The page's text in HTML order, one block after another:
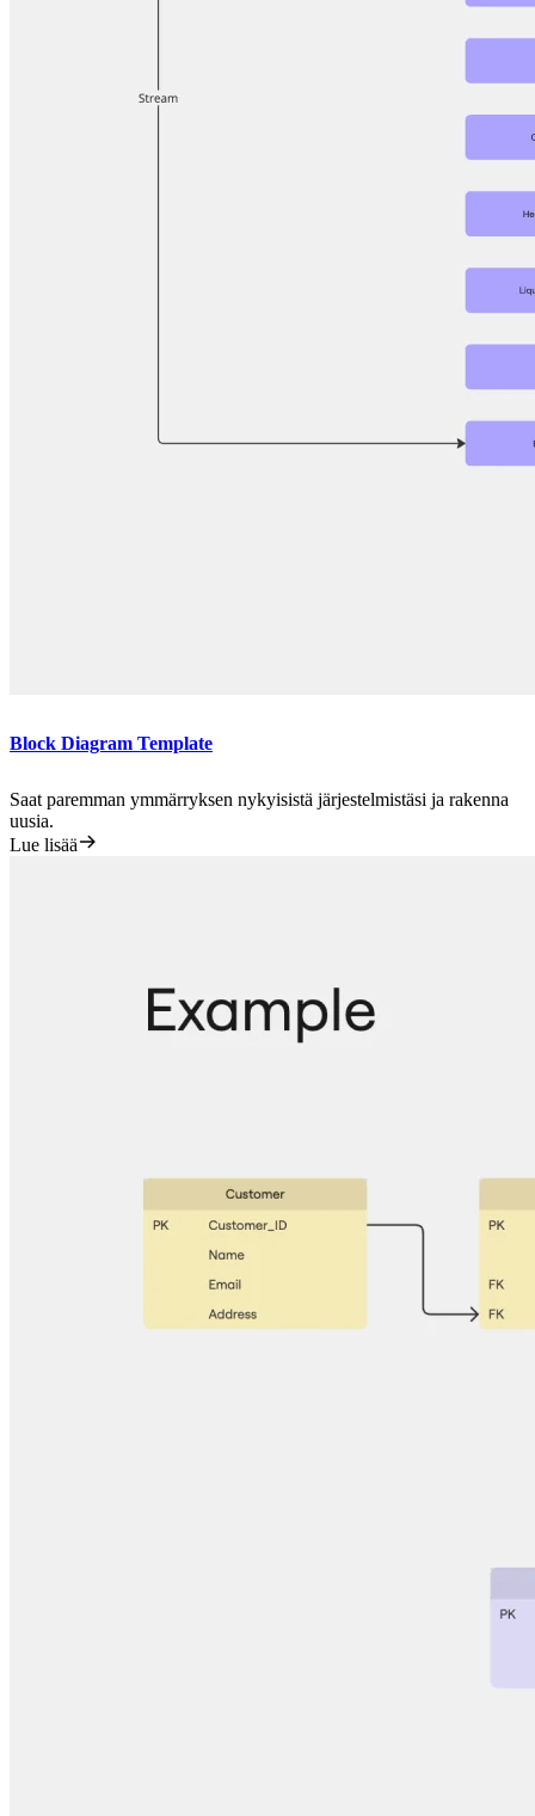
Block Diagram Template
Saat paremman ymmärryksen nykyisistä järjestelmistäsi ja rakenna
uusia.
Lue lisää